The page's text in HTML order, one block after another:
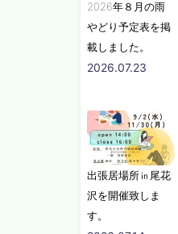
2026年８月の雨
やどり予定表を掲
載しました。
2026.07.23
出張居場所㏌尾花
沢を開催致しま
す。